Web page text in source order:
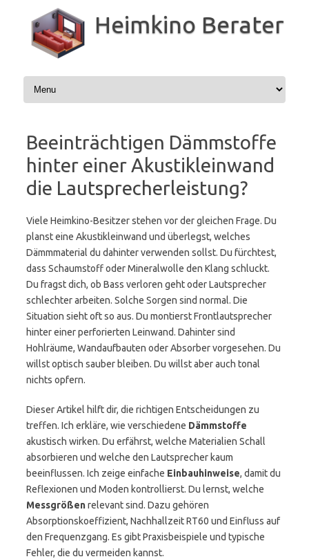
springen
Heimkino Berater
Beeinträchtigen Dämmstoffe
hinter einer Akustikleinwand
die Lautsprecherleistung?
Viele Heimkino-Besitzer stehen vor der gleichen Frage. Du
planst eine Akustikleinwand und überlegst, welches
Dämmmaterial du dahinter verwenden sollst. Du fürchtest,
dass Schaumstoff oder Mineralwolle den Klang schluckt.
Du fragst dich, ob Bass verloren geht oder Lautsprecher
schlechter arbeiten. Solche Sorgen sind normal. Die
Situation sieht oft so aus. Du montierst Frontlautsprecher
hinter einer perforierten Leinwand. Dahinter sind
Hohlräume, Wandaufbauten oder Absorber vorgesehen. Du
willst optisch sauber bleiben. Du willst aber auch tonal
nichts opfern.
Dieser Artikel hilft dir, die richtigen Entscheidungen zu
treffen. Ich erkläre, wie verschiedene Dämmstoffe
akustisch wirken. Du erfährst, welche Materialien Schall
absorbieren und welche den Lautsprecher kaum
beeinflussen. Ich zeige einfache Einbauhinweise, damit du
Reflexionen und Moden kontrollierst. Du lernst, welche
Messgrößenrelevant sind. Dazu gehören
Absorptionskoeffizient, Nachhallzeit RT60 und Einfluss auf
den Frequenzgang. Es gibt Praxisbeispiele und typische
Fehler, die du vermeiden kannst.